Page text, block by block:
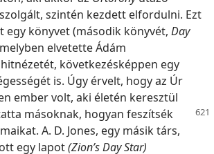
szintén kezdett elfordulni. Ezt
egy könyvet (második könyvét, Day
elvetette Ádám
következésképpen egy
is. Úgy érvelt, hogy az Úr
ember volt, aki életén keresztül
másoknak, hogyan feszítsék
A. D. Jones, egy másik társ,
egy lapot(Zion’s Day Star)